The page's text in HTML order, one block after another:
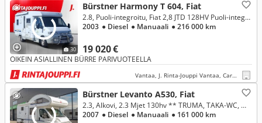
30
Bürstner Harmony T 604, Fiat
19 020 €
2.8, Puoli-integroitu, Fiat 2,8 JTD 128HV Puoli-integroitu
2003 ● Diesel ● Manuaali ● 216 000 km
OIKEIN ASIALLINEN BÜRRE PARIVUOTEELLA
Vantaa, J. Rinta-Jouppi Vantaa, Caravan
Bürstner Levanto A530, Fiat
2.3, Alkovi, 2.3 Mjet 130hv ** TRUMA, TAKA-WC, MARKIISI **
2007 ● Diesel ● Manuaali ● 161 000 km